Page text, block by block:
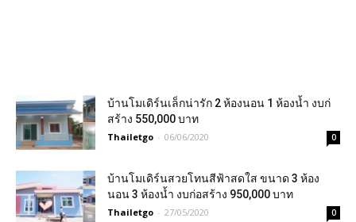
บ้านโมเดิร์นเล็กน่ารัก 2 ห้องนอน 1 ห้องน้ำ งบก่
สร้าง 550,000 บาท
Thailetgo - 06/06/2020 0
บ้านโมเดิร์นสวยโทนสีฟ้าสดใส ขนาด 3 ห้อง
นอน 3 ห้องน้ำ งบก่อสร้าง 950,000 บาท
Thailetgo - 27/05/2020 0